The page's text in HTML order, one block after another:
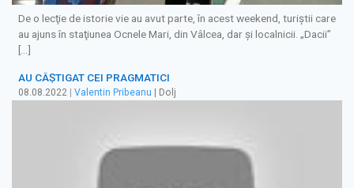
De o lecţie de istorie vie au avut parte, în acest weekend, turiştii care
au ajuns în staţiunea Ocnele Mari, din Vâlcea, dar şi localnicii. „Dacii”
[…]
AU CÂŞTIGAT CEI PRAGMATICI
08.08.2022 | Valentin Pribeanu | Dolj